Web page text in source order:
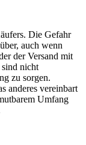
Die Gefahr
auch wenn
der Versand mit
sind nicht
zu sorgen.
anderes vereinbart
Umfang